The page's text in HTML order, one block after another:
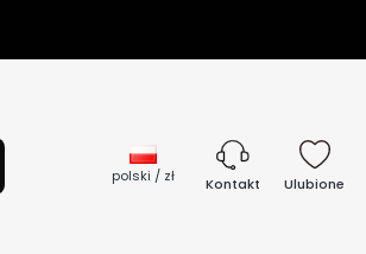
polski / zł Kontakt Ulubione